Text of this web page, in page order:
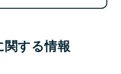
関する情報